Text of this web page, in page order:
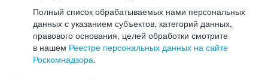
Полный список обрабатываемых нами персональных
данных с указанием субъектов, категорий данных,
правового основания, целей обработки смотрите
в нашем Реестре персональных данных на сайте
Роскомнадзора.